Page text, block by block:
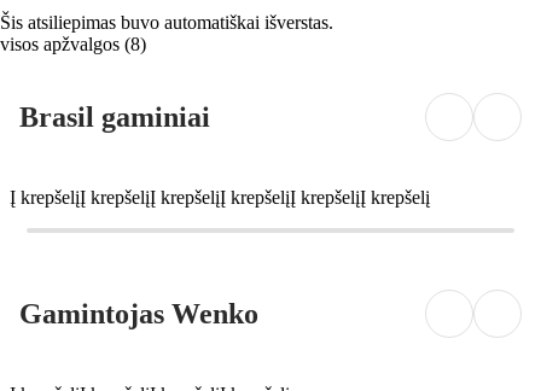
Šis atsiliepimas buvo automatiškai išverstas.
visos apžvalgos (8)
Brasil gaminiai
Į krepšelįĮ krepšelįĮ krepšelįĮ krepšelįĮ krepšelįĮ krepšelį
Gamintojas Wenko